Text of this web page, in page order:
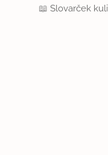
📖Slovarček